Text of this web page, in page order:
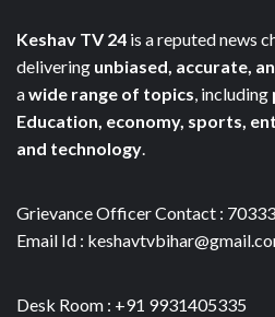
Keshav TV 24 is a reputed news
delivering unbiased, accurate,
awide range of topics, including
Education, economy, sports,
and technology.
Grievance Officer Contact :
Email Id :
Desk Room : +91 9931405335